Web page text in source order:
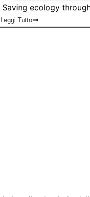
Saving ecology
Leggi Tutto